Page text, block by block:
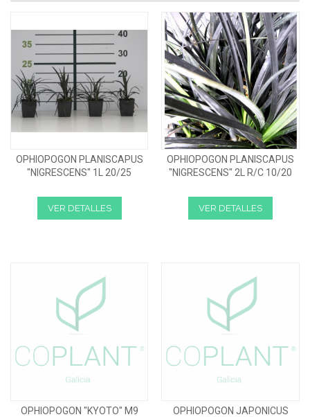
OPHIOPOGON PLANISCAPUS
"NIGRESCENS" 1L 20/25
VER DETALLES
OPHIOPOGON PLANISCAPUS
"NIGRESCENS" 2L R/C 10/20
VER DETALLES
OPHIOPOGON "KYOTO" M9
OPHIOPOGON JAPONICUS